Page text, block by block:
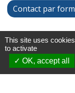
Contact par
Liens
Chartres
This site uses
to activate
OK, accept all